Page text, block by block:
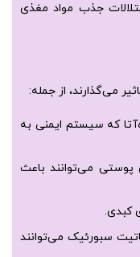
جذب مواد مغذی
می‌گذارند، از جمله:
که سیستم ایمنی به
پوستی می‌توانند باعث
کبدی.
سبورئیک می‌توانند